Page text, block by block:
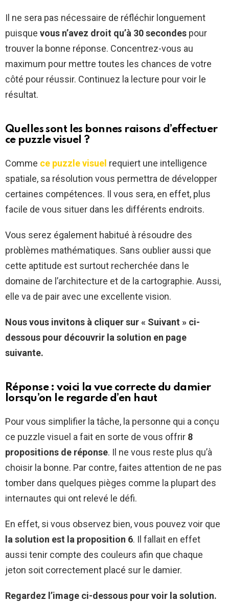
Il ne sera pas nécessaire de réfléchir longuement
puisque vous n’avez droit qu’à 30 secondes pour
trouver la bonne réponse. Concentrez-vous au
maximum pour mettre toutes les chances de votre
côté pour réussir. Continuez la lecture pour voir le
résultat.
Quelles sont les bonnes raisons d’effectuer
ce puzzle visuel ?
Comme ce puzzle visuel requiert une intelligence
spatiale, sa résolution vous permettra de développer
certaines compétences. Il vous sera, en effet, plus
facile de vous situer dans les différents endroits.
Vous serez également habitué à résoudre des
problèmes mathématiques. Sans oublier aussi que
cette aptitude est surtout recherchée dans le
domaine de l’architecture et de la cartographie. Aussi,
elle va de pair avec une excellente vision.
Nous vous invitons à cliquer sur « Suivant » ci-
dessous pour découvrir la solution en page
suivante.
Réponse : voici la vue correcte du damier
lorsqu’on le regarde d’en haut
Pour vous simplifier la tâche, la personne qui a conçu
ce puzzle visuel a fait en sorte de vous offrir 8
propositions de réponse. Il ne vous reste plus qu’à
choisir la bonne. Par contre, faites attention de ne pas
tomber dans quelques pièges comme la plupart des
internautes qui ont relevé le défi.
En effet, si vous observez bien, vous pouvez voir que
la solution est la proposition 6. Il fallait en effet
aussi tenir compte des couleurs afin que chaque
jeton soit correctement placé sur le damier.
Regardez l’image ci-dessous pour voir la solution.